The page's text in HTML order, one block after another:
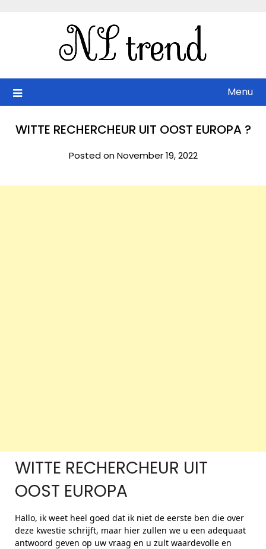
Menu
WITTE RECHERCHEUR UIT OOST EUROPA ?
Posted on November 19, 2022
WITTE RECHERCHEUR UIT
OOST EUROPA
Hallo, ik weet heel goed dat ik niet de eerste ben die over
deze kwestie schrijft, maar hier zullen we u een adequaat
antwoord geven op uw vraag en u zult waardevolle en